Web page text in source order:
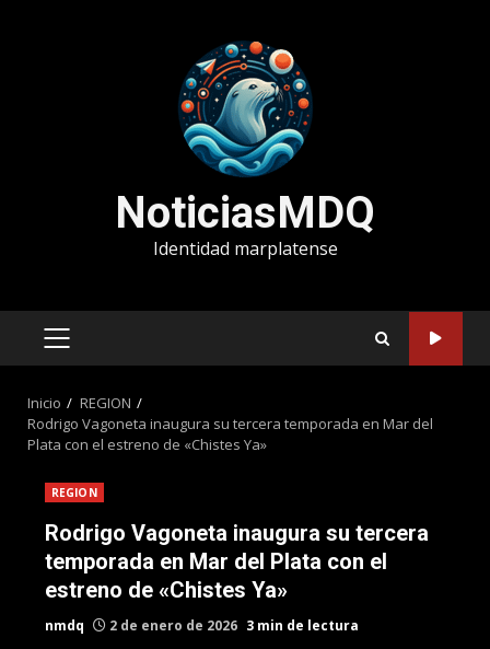
NoticiasMDQ
Identidad marplatense
MENÚ
Inicio
REGION
Rodrigo Vagoneta inaugura su tercera temporada en Mar del
Plata con el estreno de «Chistes Ya»
REGION
Rodrigo Vagoneta inaugura su tercera
temporada en Mar del Plata con el
estreno de «Chistes Ya»
nmdq 2 de enero de 2026 3 min de lectura